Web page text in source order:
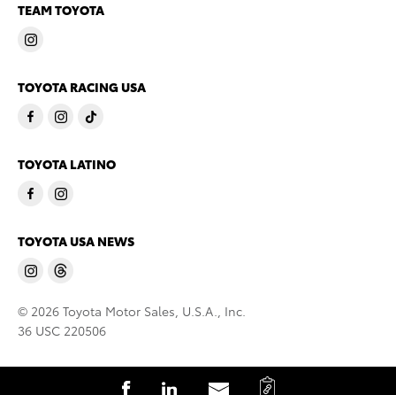
S S S C
TEAM TOYOTA
TOYOTA RACING USA
TOYOTA LATINO
TOYOTA USA NEWS
© 2026 Toyota Motor Sales, U.S.A., Inc.
36 USC 220506